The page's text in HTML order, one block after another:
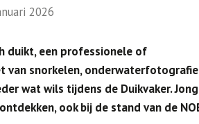
2026
duikt, een professionele of
van snorkelen,
wat wils tijdens de Duikvaker. Jong
ook bij de stand van de